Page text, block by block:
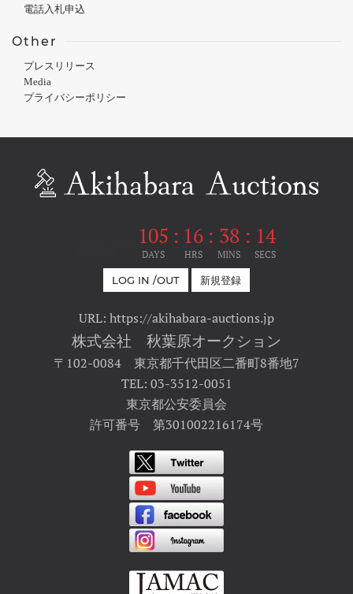
電話入札申込
Other
プレスリリース
Media
プライバシーポリシー
105
DAYS
: 16
HRS
: 38
MINS
: 14
SECS
LOG IN /OUT 新規登録
URL: https://akihabara-auctions.jp
株式会社 秋葉原オークション
〒102-0084 東京都千代田区二番町8番地7
TEL: 03-3512-0051
東京都公安委員会
許可番号 第301002216174号